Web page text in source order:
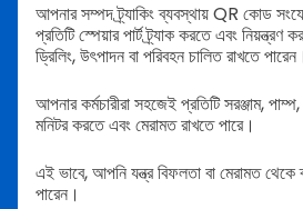
আপনার সম্পদ ট্র্যাকিং ব্যবস্থায় QR কোড
প্রতিটি স্পেয়ার পার্ট ট্র্যাক করতে এবং
ড্রিলিং, উৎপাদন বা পরিবহন চালিত রাখতে পারেন।
আপনার কর্মচারীরা সহজেই প্রতিটি সরঞ্জাম,
মনিটর করতে এবং মেরামত রাখতে পারে।
এই ভাবে, আপনি যন্ত্র বিফলতা বা মেরামত
পারেন।